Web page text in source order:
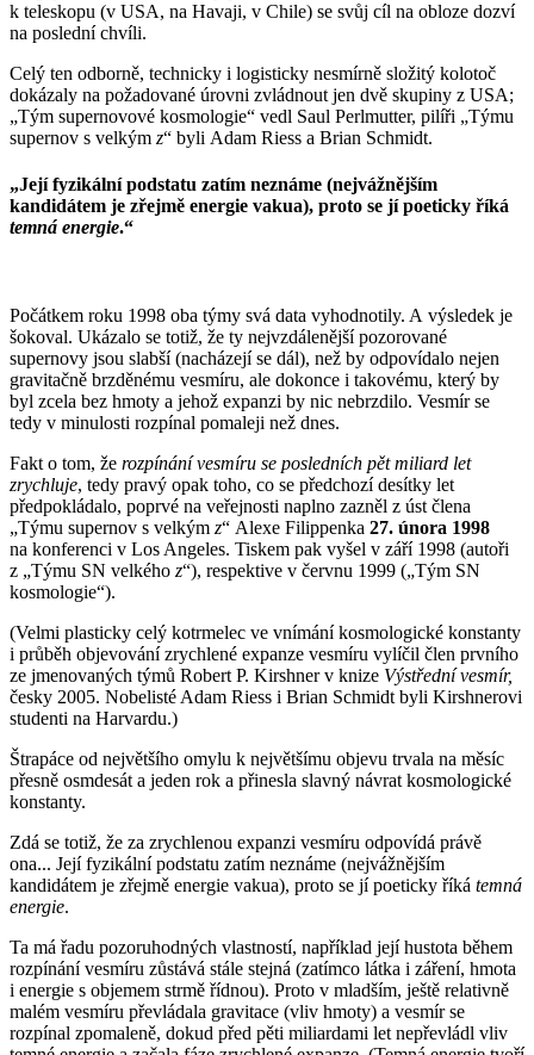
k teleskopu (v USA, na Havaji, v Chile) se svůj cíl na obloze dozví
na poslední chvíli.
Celý ten odborně, technicky i logisticky nesmírně složitý kolotoč
dokázaly na požadované úrovni zvládnout jen dvě skupiny z USA;
„Tým supernovové kosmologie“ vedl Saul Perlmutter, pilíři „Týmu
supernov s velkým z“ byli Adam Riess a Brian Schmidt.
„Její fyzikální podstatu zatím neznáme (nejvážnějším
kandidátem je zřejmě energie vakua), proto se jí poeticky říká
temná energie.“
Počátkem roku 1998 oba týmy svá data vyhodnotily. A výsledek je
šokoval. Ukázalo se totiž, že ty nejvzdálenější pozorované
supernovy jsou slabší (nacházejí se dál), než by odpovídalo nejen
gravitačně brzděnému vesmíru, ale dokonce i takovému, který by
byl zcela bez hmoty a jehož expanzi by nic nebrzdilo. Vesmír se
tedy v minulosti rozpínal pomaleji než dnes.
Fakt o tom, že rozpínání vesmíru se posledních pět miliard let
zrychluje, tedy pravý opak toho, co se předchozí desítky let
předpokládalo, poprvé na veřejnosti naplno zazněl z úst člena
„Týmu supernov s velkým z“ Alexe Filippenka 27. února 1998
na konferenci v Los Angeles. Tiskem pak vyšel v září 1998 (autoři
z „Týmu SN velkého z“), respektive v červnu 1999 („Tým SN
kosmologie“).
(Velmi plasticky celý kotrmelec ve vnímání kosmologické konstanty
i průběh objevování zrychlené expanze vesmíru vylíčil člen prvního
ze jmenovaných týmů Robert P. Kirshner v knize Výstřední vesmír,
česky 2005. Nobelisté Adam Riess i Brian Schmidt byli Kirshnerovi
studenti na Harvardu.)
Štrapáce od největšího omylu k největšímu objevu trvala na měsíc
přesně osmdesát a jeden rok a přinesla slavný návrat kosmologické
konstanty.
Zdá se totiž, že za zrychlenou expanzi vesmíru odpovídá právě
ona... Její fyzikální podstatu zatím neznáme (nejvážnějším
kandidátem je zřejmě energie vakua), proto se jí poeticky říká temná
energie.
Ta má řadu pozoruhodných vlastností, například její hustota během
rozpínání vesmíru zůstává stále stejná (zatímco látka i záření, hmota
i energie s objemem strmě řídnou). Proto v mladším, ještě relativně
malém vesmíru převládala gravitace (vliv hmoty) a vesmír se
rozpínal zpomaleně, dokud před pěti miliardami let nepřevládl vliv